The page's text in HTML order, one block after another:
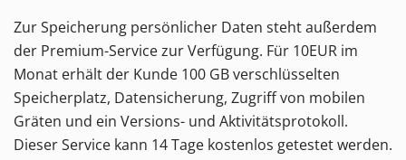
Zur Speicherung persönlicher Daten steht außerdem
der Premium-Service zur Verfügung. Für 10EUR im
Monat erhält der Kunde 100 GB verschlüsselten
Speicherplatz, Datensicherung, Zugriff von mobilen
Gräten und ein Versions- und Aktivitätsprotokoll.
Dieser Service kann 14 Tage kostenlos getestet werden.